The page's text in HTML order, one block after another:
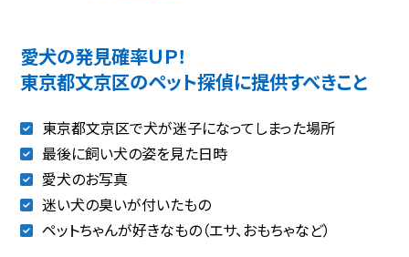
愛犬の発見確率ＵＰ！
東京都文京区のペット探偵に提供すべきこと
東京都文京区で犬が迷子になってしまった場所
最後に飼い犬の姿を見た日時
愛犬のお写真
迷い犬の臭いが付いたもの
ペットちゃんが好きなもの（エサ、おもちゃなど）